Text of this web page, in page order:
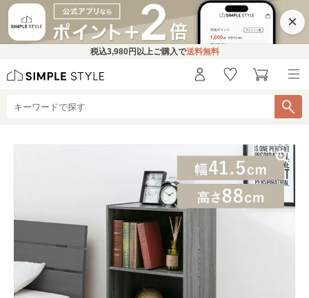
×
税込3,980円 以上ご購入で送料無料